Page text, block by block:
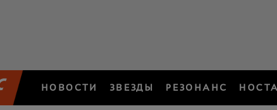
НОВОСТИ ЗВЕЗДЫ РЕЗОНАНС